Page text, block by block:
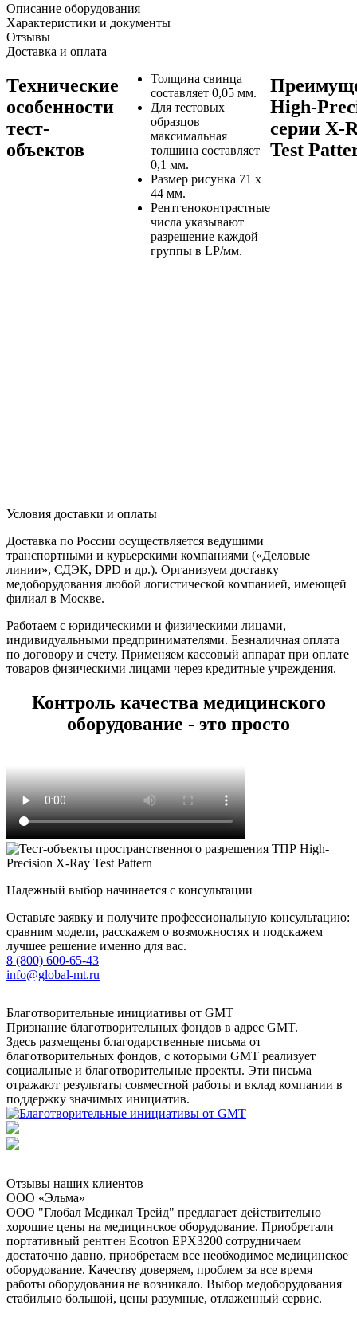
Описание оборудования
Характеристики и документы
Отзывы
Доставка и оплата
Технические
особенности
тест-
объектов
Толщина свинца
составляет 0,05 мм.
Для тестовых
образцов
максимальная
толщина составляет
0,1 мм.
Размер рисунка 71 х
44 мм.
Рентгеноконтрастные
числа указывают
разрешение каждой
группы в LP/мм.
High-
серии X-
Test
Условия доставки и оплаты
Доставка по России осуществляется ведущими
транспортными и курьерскими компаниями («Деловые
линии», СДЭК, DPD и др.). Организуем доставку
медоборудования любой логистической компанией, имеющей
филиал в Москве.
Работаем с юридическими и физическими лицами,
индивидуальными предпринимателями. Безналичная оплата
по договору и счету. Применяем кассовый аппарат при оплате
товаров физическими лицами через кредитные учреждения.
Контроль качества медицинского
оборудование - это просто
Надежный выбор начинается с консультации
Оставьте заявку и получите профессиональную консультацию:
сравним модели, расскажем о возможностях и подскажем
лучшее решение именно для вас.
8 (800) 600-65-43
info@global-mt.ru
Благотворительные инициативы от GMT
Признание благотворительных фондов в адрес GMT.
Здесь размещены благодарственные письма от
благотворительных фондов, с которыми GMT реализует
социальные и благотворительные проекты. Эти письма
отражают результаты совместной работы и вклад компании в
поддержку значимых инициатив.
Отзывы наших клиентов
ООО «Эльма»
ООО "Глобал Медикал Трейд" предлагает действительно
хорошие цены на медицинское оборудование. Приобретали
портативный рентген Ecotron EPX3200 сотрудничаем
достаточно давно, приобретаем все необходимое медицинское
оборудование. Качеству доверяем, проблем за все время
работы оборудования не возникало. Выбор медоборудования
стабильно большой, цены разумные, отлаженный сервис.